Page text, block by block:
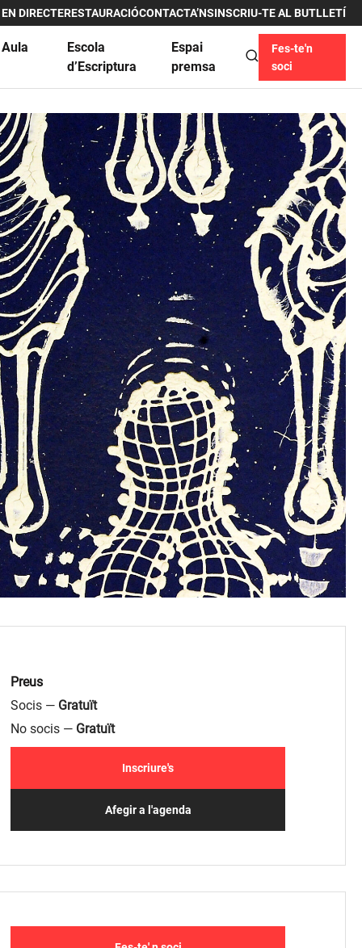
DIRECTERESTAURACIÓCONTACTA’NSINSCRIU-TE AL BUTLLETÍ
Escola
d’Escriptura
Espai
premsa
Fes-te'n
soci
Preus
Socis — Gratuït
No socis — Gratuït
Inscriure's
Afegir a l'agenda